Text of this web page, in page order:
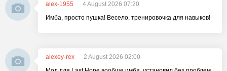
alex-1955
4 August 2026 07:20
Имба, просто пушка! Весело, тренировочка для навыков!
alexey-rex
2 August 2026 02:00